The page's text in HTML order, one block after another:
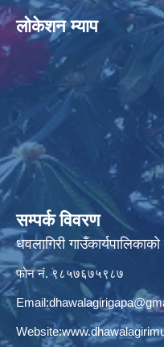
लोकेशन म्याप
सम्पर्क विवरण
धवलागिरी
फोन नं. ९८५७६७५९८७
Email:
Website: